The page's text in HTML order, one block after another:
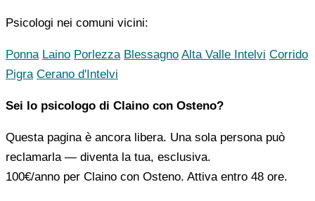
Psicologi nei comuni vicini:
Ponna Laino Porlezza Blessagno Alta Valle Intelvi Corrido
Pigra Cerano d'Intelvi
Sei lo psicologo di Claino con Osteno?
Questa pagina è ancora libera. Una sola persona può
reclamarla — diventa la tua, esclusiva.
100€/anno per Claino con Osteno. Attiva entro 48 ore.